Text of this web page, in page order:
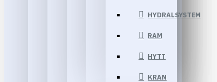
HYDRALSYSTEM
RAM
HYTT
KRAN